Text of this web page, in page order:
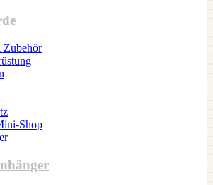
Zubehör
Shop